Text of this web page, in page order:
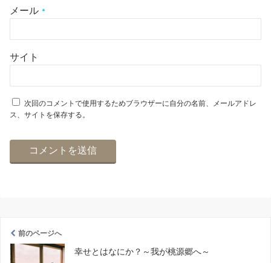
メール *
サイト
次回のコメントで使用するためブラウザーに自分の名前、メールアドレ
ス、サイトを保存する。
前のページへ
幸せとはなにか？～我が桃源郷へ～